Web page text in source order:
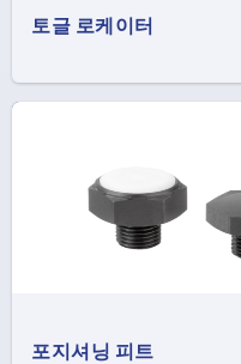
토글 로케이터
포지셔닝 피트